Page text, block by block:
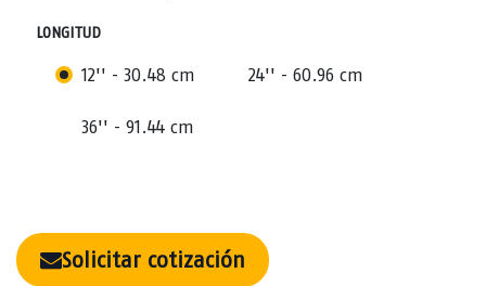
LONGITUD
12'' - 30.48 cm 24'' - 60.96 cm
36'' - 91.44 cm
Solicitar cotización